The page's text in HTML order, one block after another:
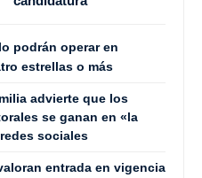
podrán operar en
estrellas o más
advierte que los
se ganan en «la
sociales
entrada en vigencia